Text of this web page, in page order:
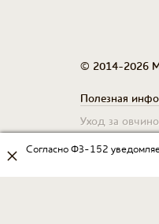
© 2014-2026
Полезная
Уход за
Таблица
Согласно ФЗ-152